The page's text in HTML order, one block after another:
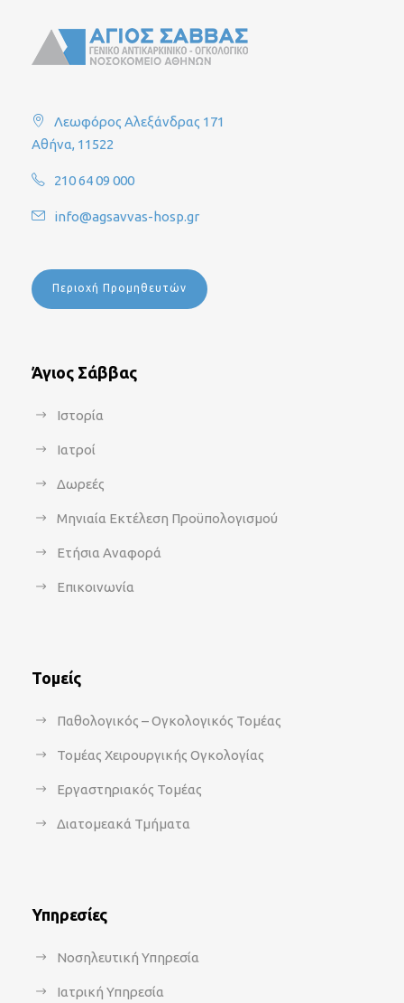
Λεωφόρος Αλεξάνδρας 171
Αθήνα, 11522
210 64 09 000
info@agsavvas-hosp.gr
Περιοχή Προμηθευτών
Άγιος Σάββας
Ιστορία
Ιατροί
Δωρεές
Μηνιαία Εκτέλεση Προϋπολογισμού
Ετήσια Αναφορά
Επικοινωνία
Τομείς
Παθολογικός – Ογκολογικός Τομέας
Τομέας Χειρουργικής Ογκολογίας
Εργαστηριακός Τομέας
Διατομεακά Τμήματα
Υπηρεσίες
Νοσηλευτική Υπηρεσία
Ιατρική Υπηρεσία